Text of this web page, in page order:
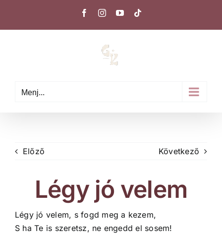
FacebookInstagramYouTube
Menj...
Előző Következő
Légy jó velem
Légy jó velem, s fogd meg a kezem,
S ha Te is szeretsz, ne engedd el sosem!